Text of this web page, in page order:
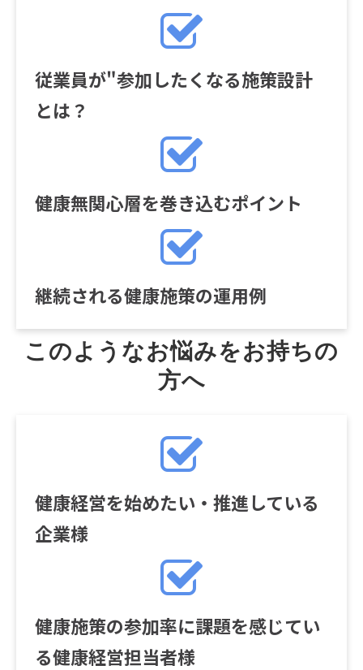
従業員が"参加したくなる施策設計
とは？
健康無関心層を巻き込むポイント
継続される健康施策の運用例
このようなお悩みをお持ちの
方へ
健康経営を始めたい・推進している
企業様
健康施策の参加率に課題を感じてい
る健康経営担当者様